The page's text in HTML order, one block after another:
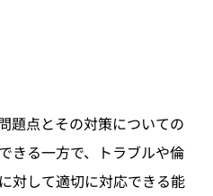
題点とその対策についての
きる一方で、トラブルや倫
対して適切に対応できる能